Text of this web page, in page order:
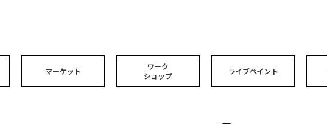
マーケット
ワーク
ショップ
ライブペイント